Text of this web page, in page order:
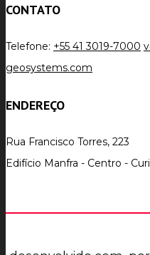
CONTATO
Telefone: +55 41 3019-7000
geosystems.com
ENDEREÇO
Rua Francisco Torres, 223
Edifício Manfra - Centro -